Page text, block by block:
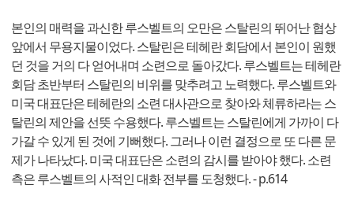
본인의 매력을 과신한 루스벨트의 오만은 스탈린의 뛰어난 협상
앞에서 무용지물이었다. 스탈린은 테헤란 회담에서 본인이 원했
던 것을 거의 다 얻어내며 소련으로 돌아갔다. 루스벨트는 테헤란
회담 초반부터 스탈린의 비위를 맞추려고 노력했다. 루스벨트와
미국 대표단은 테헤란의 소련 대사관으로 찾아와 체류하라는 스
탈린의 제안을 선뜻 수용했다. 루스벨트는 스탈린에게 가까이 다
가갈 수 있게 된 것에 기뻐했다. 그러나 이런 결정으로 또 다른 문
제가 나타났다. 미국 대표단은 소련의 감시를 받아야 했다. 소련
측은 루스벨트의 사적인 대화 전부를 도청했다. - p.614